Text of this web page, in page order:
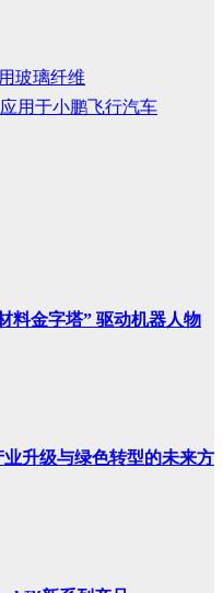
玻璃纤维
用于小鹏飞行汽车
料金字塔” 驱动机器人物
升级与绿色转型的未来方